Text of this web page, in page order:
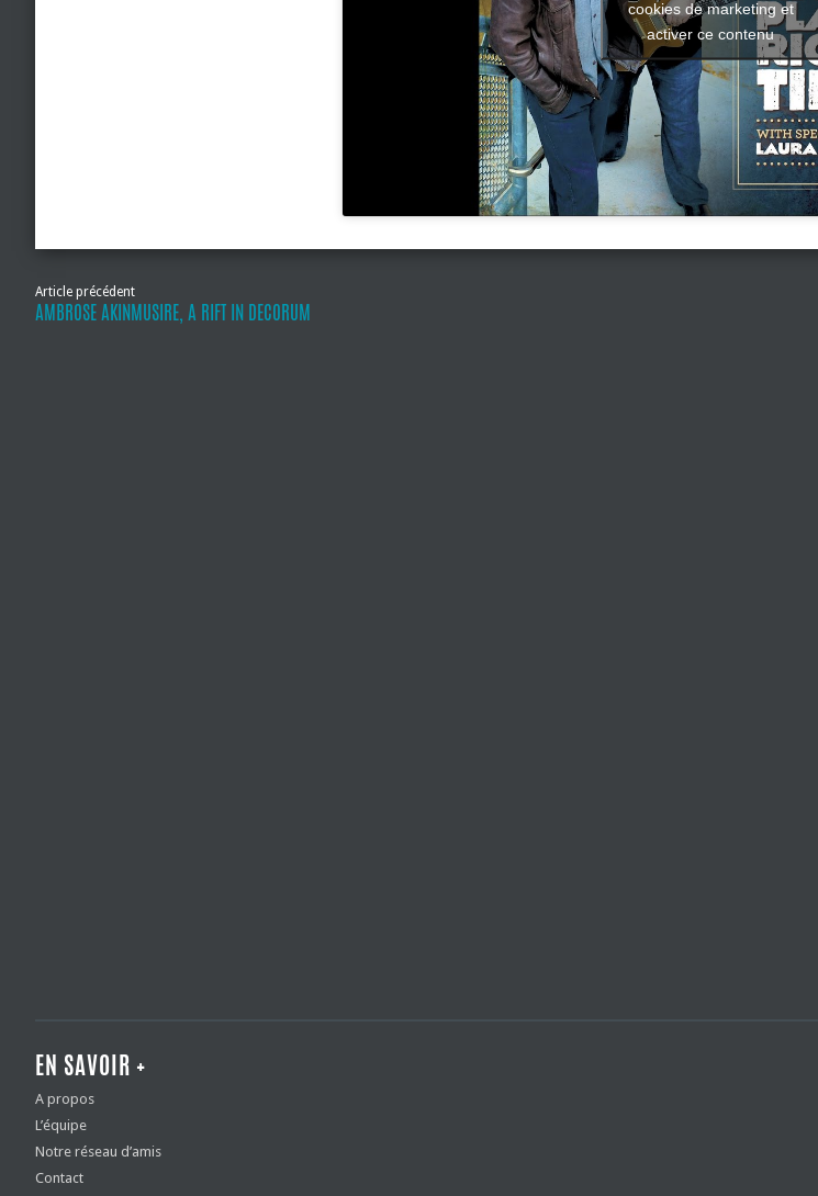
cookies de marketing et
activer ce contenu
Article précédent
AMBROSE AKINMUSIRE, A RIFT IN DECORUM
EN SAVOIR +
A propos
L’équipe
Notre réseau d’amis
Contact